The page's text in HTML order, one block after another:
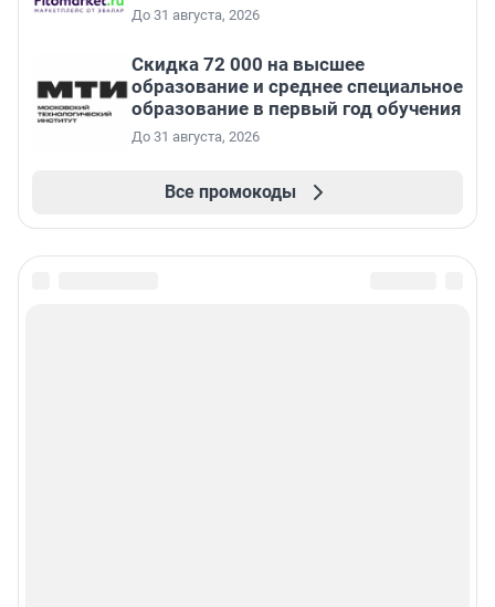
До 31 августа, 2026
Скидка 72 000 на высшее
образование и среднее специальное
образование в первый год обучения
До 31 августа, 2026
Все промокоды